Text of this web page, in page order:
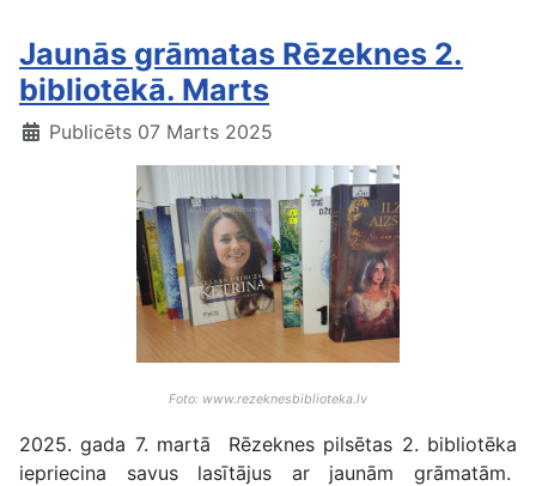
Jaunās grāmatas Rēzeknes 2.
bibliotēkā. Marts
Publicēts 07 Marts 2025
Foto: www.rezeknesbiblioteka.lv
2025. gada 7. martā Rēzeknes pilsētas 2. bibliotēka
iepriecina savus lasītājus ar jaunām grāmatām.